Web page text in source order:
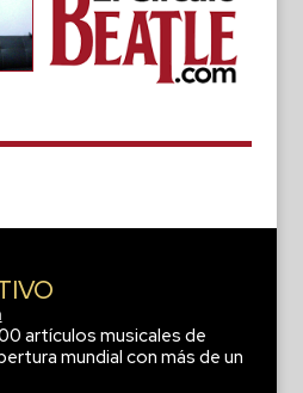
artículos musicales de
mundial con más de un